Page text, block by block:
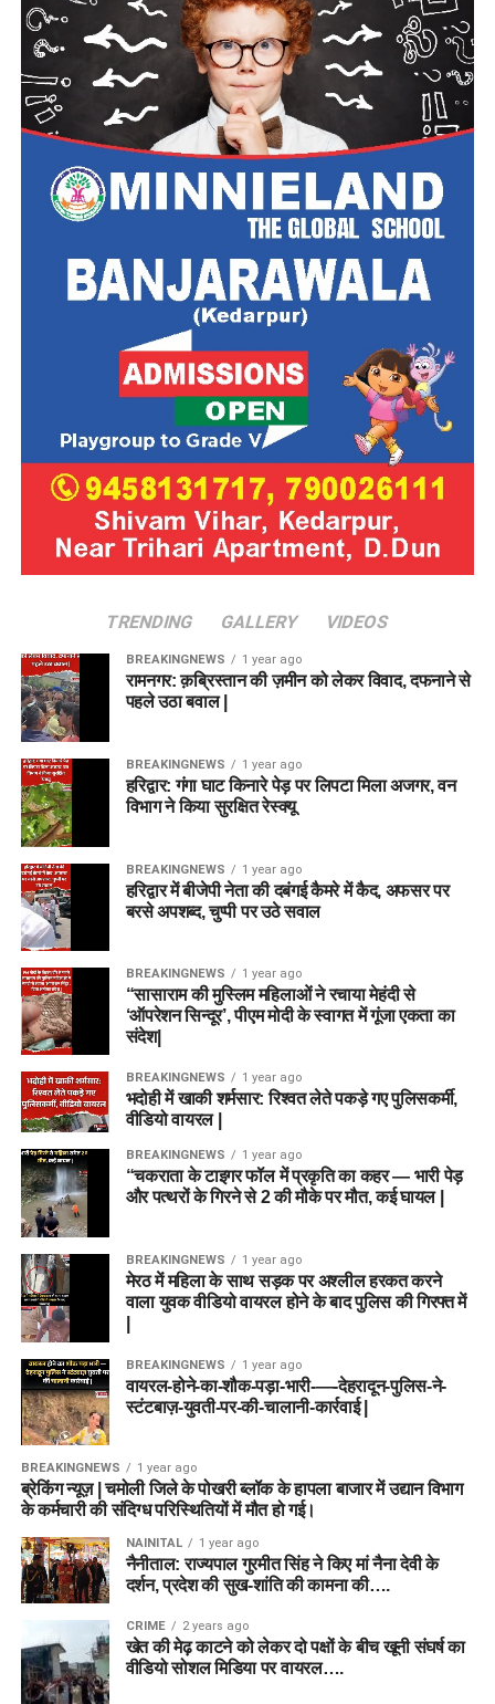
TRENDING GALLERY VIDEOS
BREAKINGNEWS 1 year ago
रामनगर: क़ब्रिस्तान की ज़मीन को लेकर विवाद, दफनाने से
पहले उठा बवाल |
BREAKINGNEWS 1 year ago
हरिद्वार: गंगा घाट किनारे पेड़ पर लिपटा मिला अजगर, वन
विभाग ने किया सुरक्षित रेस्क्यू
BREAKINGNEWS 1 year ago
हरिद्वार में बीजेपी नेता की दबंगई कैमरे में कैद, अफसर पर
बरसे अपशब्द, चुप्पी पर उठे सवाल
BREAKINGNEWS 1 year ago
“सासाराम की मुस्लिम महिलाओं ने रचाया मेहंदी से
‘ऑपरेशन सिन्दूर’, पीएम मोदी के स्वागत में गूंजा एकता का
संदेश|
BREAKINGNEWS 1 year ago
भदोही में खाकी शर्मसार: रिश्वत लेते पकड़े गए पुलिसकर्मी,
वीडियो वायरल |
BREAKINGNEWS 1 year ago
“चकराता के टाइगर फॉल में प्रकृति का कहर — भारी पेड़
और पत्थरों के गिरने से 2 की मौके पर मौत, कई घायल |
BREAKINGNEWS 1 year ago
मेरठ में महिला के साथ सड़क पर अश्लील हरकत करने
वाला युवक वीडियो वायरल होने के बाद पुलिस की गिरफ्त में
BREAKINGNEWS 1 year ago
वायरल-होने-का-शौक-पड़ा-भारी-—-देहरादून-पुलिस-ने-
स्टंटबाज़-युवती-पर-की-चालानी-कार्रवाई |
BREAKINGNEWS 1 year ago
ब्रेकिंग न्यूज़ | चमोली जिले के पोखरी ब्लॉक के हापला बाजार में उद्यान विभाग
के कर्मचारी की संदिग्ध परिस्थितियों में मौत हो गई।
NAINITAL 1 year ago
नैनीताल: राज्यपाल गुरमीत सिंह ने किए मां नैना देवी के
दर्शन, प्रदेश की सुख-शांति की कामना की….
CRIME 2 years ago
खेत की मेढ़ काटने को लेकर दो पक्षों के बीच खूनी संघर्ष का
वीडियो सोशल मिडिया पर वायरल….